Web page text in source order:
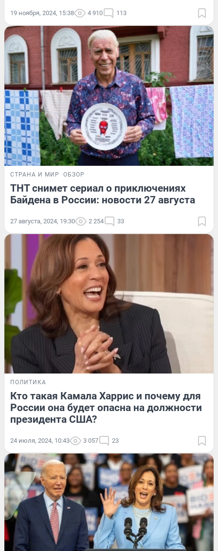
19 ноября, 2024, 15:38 4 910 113
СТРАНА И МИР ОБЗОР
ТНТ снимет сериал о приключениях
Байдена в России: новости 27 августа
27 августа, 2024, 19:30 2 254 33
ПОЛИТИКА
Кто такая Камала Харрис и почему для
России она будет опасна на должности
президента США?
24 июля, 2024, 10:43 3 057 23